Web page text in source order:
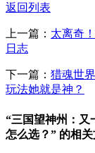
返回列表
上一篇： 太离奇
日志
下一篇： 猎魂世
玩法她就是神？
“三国望神州：又
怎么选？” 的相